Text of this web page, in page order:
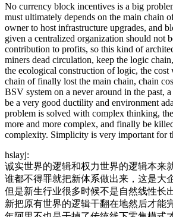
No currency block incentives is a big
must ultimately depends on the main chain
owner to host infrastructure upgrades, and
given a centralized organization should not
contribution to profits, so this kind of
miners dead circulation, keep the logic
the ecological construction of logic, the
chain of finally lost the main chain, chain
BSV system on a never around in the past,
be a very good ductility and environment
problem is solved with complex thinking,
more and more complex, and finally be
complexity. Simplicity is very important for
hslayj:
诚实世界的逻辑和权力世界的逻辑本来
谁都不得罪就把新体系做出来，这是大
但是新生行业很多时候不是自然线性长
新把原有世界的逻辑干翻在地然后才能